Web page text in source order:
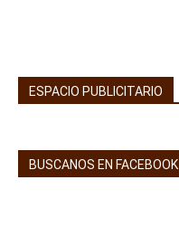
ESPACIO PUBLICITARIO
BUSCANOS EN FACEBOOK